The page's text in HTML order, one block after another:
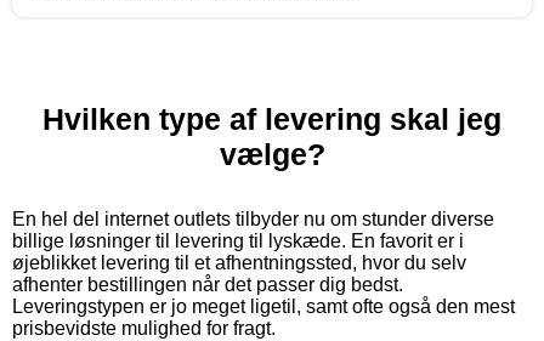
Hvilken type af levering skal jeg
vælge?
En hel del internet outlets tilbyder nu om stunder diverse
billige løsninger til levering til lyskæde. En favorit er i
øjeblikket levering til et afhentningssted, hvor du selv
afhenter bestillingen når det passer dig bedst.
Leveringstypen er jo meget ligetil, samt ofte også den mest
prisbevidste mulighed for fragt.